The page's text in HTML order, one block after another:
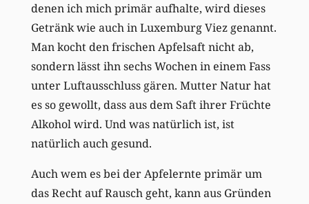
denen ich mich primär aufhalte, wird dieses
Getränk wie auch in Luxemburg Viez genannt.
Man kocht den frischen Apfelsaft nicht ab,
sondern lässt ihn sechs Wochen in einem Fass
unter Luftausschluss gären. Mutter Natur hat
es so gewollt, dass aus dem Saft ihrer Früchte
Alkohol wird. Und was natürlich ist, ist
natürlich auch gesund.
Auch wem es bei der Apfelernte primär um
das Recht auf Rausch geht, kann aus Gründen